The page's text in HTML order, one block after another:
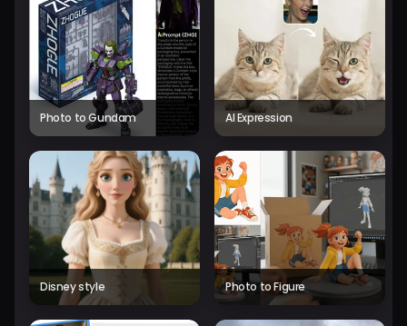
Photo to Gundam AI Expression
Disney style Photo to Figure